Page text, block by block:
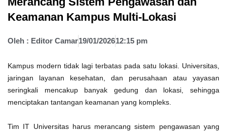
Keamanan Kampus Multi-Lokasi
Oleh : Editor Camar19/01/202612:15 pm
Kampus modern tidak lagi terbatas pada satu lokasi. Universitas,
jaringan layanan kesehatan, dan perusahaan atau yayasan
seringkali mencakup banyak gedung dan lokasi, sehingga
menciptakan tantangan keamanan yang kompleks.
Tim IT Universitas harus merancang sistem pengawasan yang